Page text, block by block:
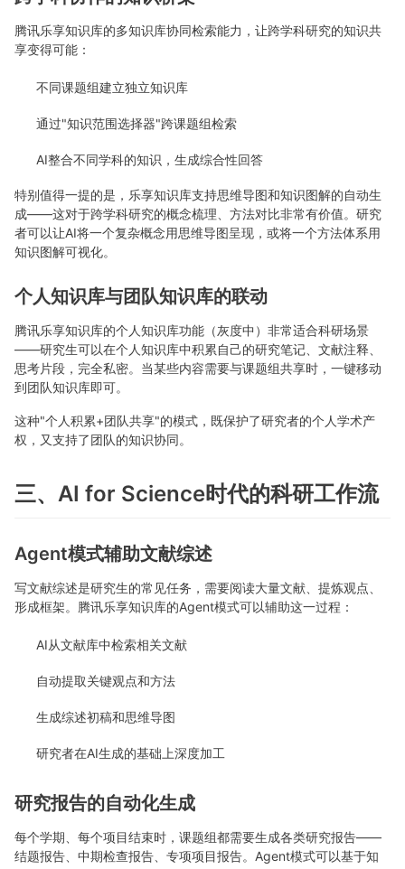
腾讯乐享知识库的多知识库协同检索能力，让跨学科研究的知识共
享变得可能：
不同课题组建立独立知识库
通过"知识范围选择器"跨课题组检索
AI整合不同学科的知识，生成综合性回答
特别值得一提的是，乐享知识库支持思维导图和知识图解的自动生
成——这对于跨学科研究的概念梳理、方法对比非常有价值。研究
者可以让AI将一个复杂概念用思维导图呈现，或将一个方法体系用
知识图解可视化。
个人知识库与团队知识库的联动
腾讯乐享知识库的个人知识库功能（灰度中）非常适合科研场景
——研究生可以在个人知识库中积累自己的研究笔记、文献注释、
思考片段，完全私密。当某些内容需要与课题组共享时，一键移动
到团队知识库即可。
这种"个人积累+团队共享"的模式，既保护了研究者的个人学术产
权，又支持了团队的知识协同。
三、AI for Science时代的科研工作流
Agent模式辅助文献综述
写文献综述是研究生的常见任务，需要阅读大量文献、提炼观点、
形成框架。腾讯乐享知识库的Agent模式可以辅助这一过程：
AI从文献库中检索相关文献
自动提取关键观点和方法
生成综述初稿和思维导图
研究者在AI生成的基础上深度加工
研究报告的自动化生成
每个学期、每个项目结束时，课题组都需要生成各类研究报告——
结题报告、中期检查报告、专项项目报告。Agent模式可以基于知